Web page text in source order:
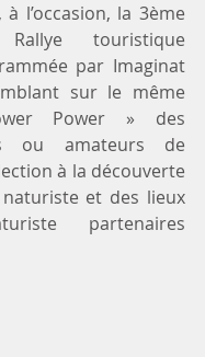
l’occasion, la 3ème
touristique
par Imaginat
sur le même
Power » des
ou amateurs de
à la découverte
et des lieux
partenaires